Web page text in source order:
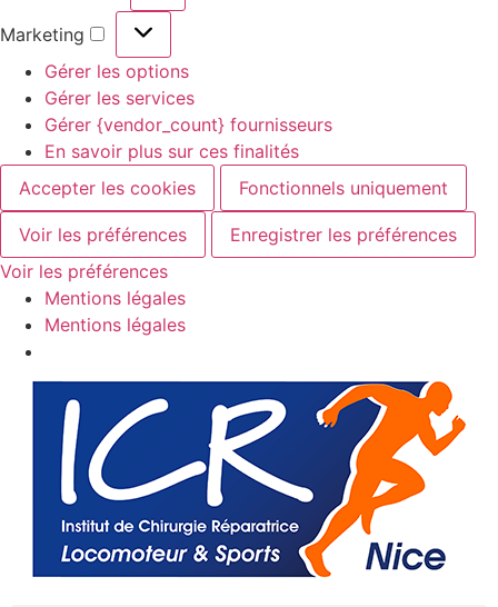
Marketing
Gérer les options
Gérer les services
Gérer {vendor_count} fournisseurs
En savoir plus sur ces finalités
Accepter les cookies
Fonctionnels uniquement
Voir les préférences
Enregistrer les préférences
Voir les préférences
Mentions légales
Mentions légales